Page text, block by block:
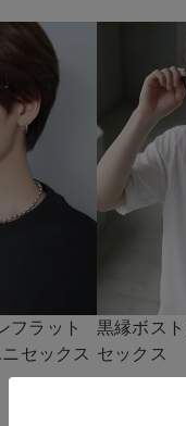
フラット
セックス
黒縁ボス
セックス